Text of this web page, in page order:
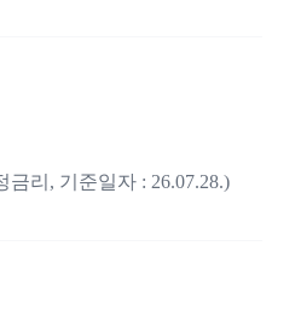
금리, 기준일자 : 26.07.28.)